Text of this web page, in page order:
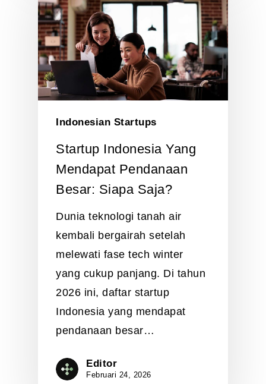
Indonesian Startups
Startup Indonesia Yang
Mendapat Pendanaan
Besar: Siapa Saja?
Dunia teknologi tanah air
kembali bergairah setelah
melewati fase tech winter
yang cukup panjang. Di tahun
2026 ini, daftar startup
Indonesia yang mendapat
pendanaan besar…
Editor
Februari 24, 2026